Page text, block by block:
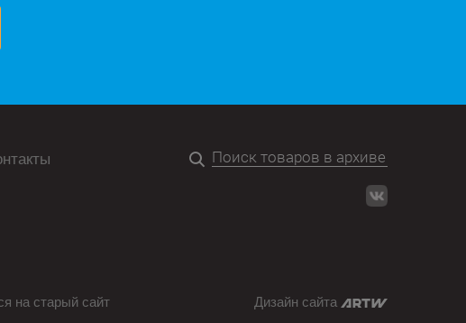
на старый сайт Дизайн сайта